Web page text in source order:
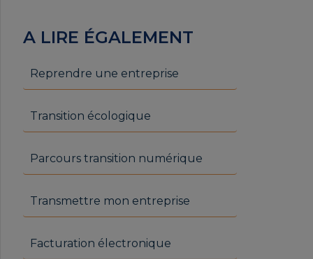
A LIRE ÉGALEMENT
Reprendre une entreprise
Transition écologique
Parcours transition numérique
Transmettre mon entreprise
Facturation électronique